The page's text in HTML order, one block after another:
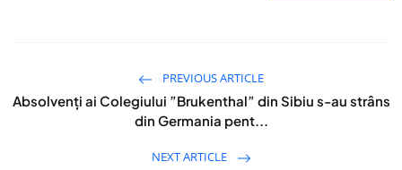
PREVIOUS ARTICLE
Absolvenți ai Colegiului ”Brukenthal” din Sibiu s-au strâns
din Germania pent...
NEXT ARTICLE